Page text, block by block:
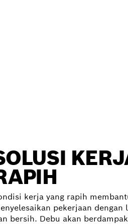
kerja yang rapih
pekerjaan dengan
bersih. Debu akan